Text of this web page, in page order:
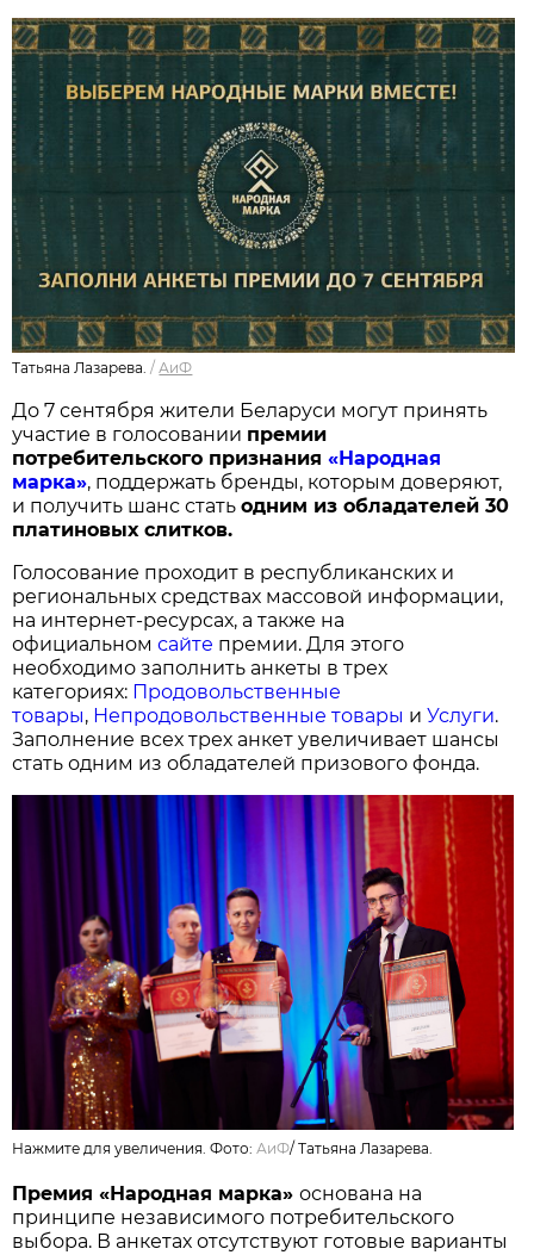
Татьяна Лазарева. /АиФ
До 7 сентября жители Беларуси могут принять
участие в голосовании премии
потребительского признания«Народная
марка», поддержать бренды, которым доверяют,
и получить шанс статьодним из обладателей 30
платиновых слитков.
Голосование проходит в республиканских и
региональных средствах массовой информации,
на интернет-ресурсах, а также на
официальномсайте премии. Для этого
необходимо заполнить анкеты в трех
категориях: Продовольственные
товары, Непродовольственные товары иУслуги.
Заполнение всех трех анкет увеличивает шансы
стать одним из обладателей призового фонда.
Нажмите для увеличения. Фото:АиФ/Татьяна Лазарева.
Премия «Народная марка»основана на
принципе независимого потребительского
выбора. В анкетах отсутствуют готовые варианты